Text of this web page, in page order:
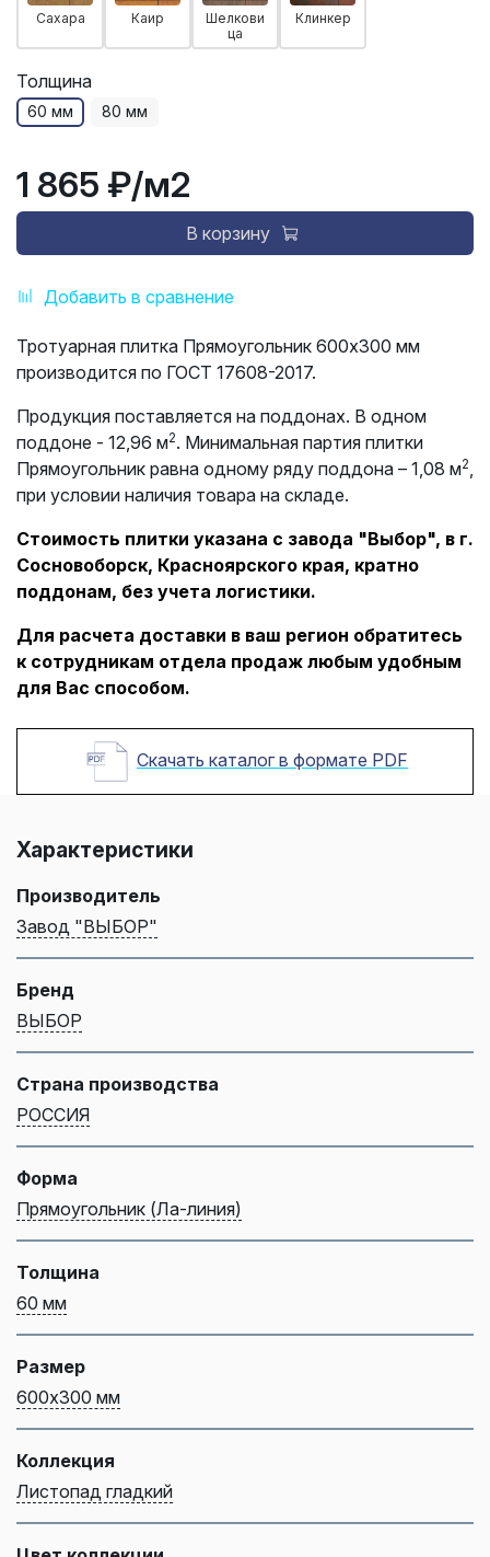
Добавить в сравнение
Сахара Каир
Шелкови
ца
Клинкер
Толщина
60 мм 80 мм
1 865 ₽/м2
В корзину
Тротуарная плитка Прямоугольник 600х300 мм
производится по ГОСТ 17608-2017.
Продукция поставляется на поддонах. В одном
поддоне - 12,96 м2. Минимальная партия плитки
Прямоугольник равна одному ряду поддона – 1,08 м2
при условии наличия товара на складе.
Стоимость плитки указана с завода "Выбор", в г.
Сосновоборск, Красноярского края, кратно
поддонам, без учета логистики.
Для расчета доставки в ваш регион обратитесь
к сотрудникам отдела продаж любым удобным
для Вас способом.
Скачать каталог в формате PDF
Характеристики
Производитель
Завод "ВЫБОР"
Бренд
ВЫБОР
Страна производства
РОССИЯ
Форма
Прямоугольник (Ла-линия)
Толщина
60 мм
Размер
600х300 мм
Коллекция
Листопад гладкий